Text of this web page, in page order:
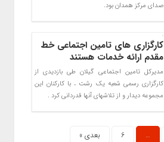
صدای مرکز همدان بود.
کارگزاری های تامین اجتماعی خط
مقدم ارائه خدمات هستند
مدیرکل تامین اجتماعی گیلان طی بازدیدی از
کارگزاری رسمی شعبه یک رشت ، با کارکنان این
مجموعه دیدار و از تلاشهای آنها قدردانی کرد .
…
6 بعدی »